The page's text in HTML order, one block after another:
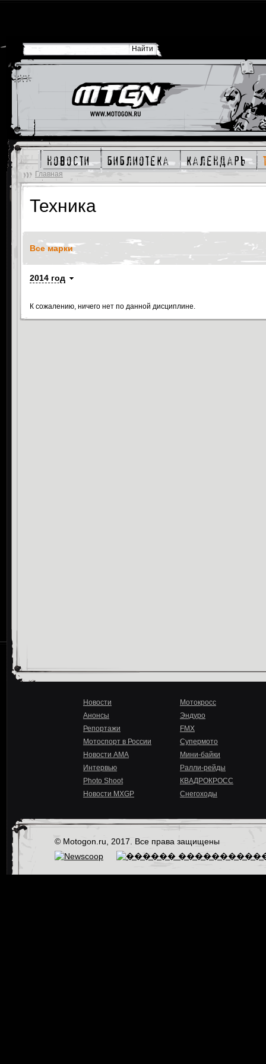
новости библиотека календарь
Главная
Техника
Все марки
2014 год
К сожалению, ничего нет по данной дисциплине.
Новости
Анонсы
Репортажи
Мотоспорт в России
Новости AMA
Интервью
Photo Shoot
Новости MXGP
Мотокросс
Эндуро
FMX
Супермото
Мини-байки
Ралли-рейды
КВАДРОКРОСС
Снегоходы
© Motogon.ru, 2017. Все права защищены